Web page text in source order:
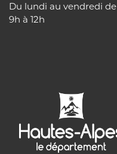
Du lundi au vendredi de
9h à 12h